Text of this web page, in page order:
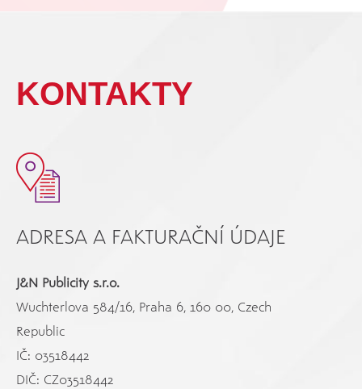
KONTAKTY
ADRESA A FAKTURAČNÍ ÚDAJE
J&N Publicity s.r.o.
Wuchterlova 584/16, Praha 6, 160 00, Czech
Republic
IČ: 03518442
DIČ: CZ03518442